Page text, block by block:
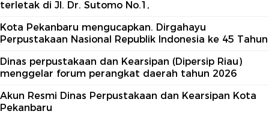
terletak di Jl. Dr. Sutomo No.1,
Kota Pekanbaru mengucapkan. Dirgahayu
Perpustakaan Nasional Republik Indonesia ke 45 Tahun
Dinas perpustakaan dan Kearsipan (Dipersip Riau)
menggelar forum perangkat daerah tahun 2026
Akun Resmi Dinas Perpustakaan dan Kearsipan Kota
Pekanbaru